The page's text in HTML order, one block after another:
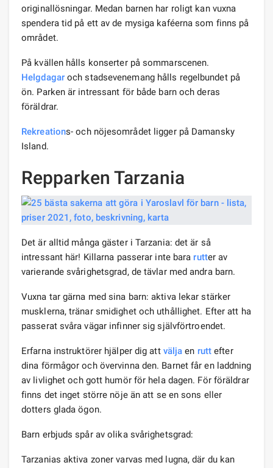
originallösningar. Medan barnen har roligt kan vuxna
spendera tid på ett av de mysiga kaféerna som finns på
området.
På kvällen hålls konserter på sommarscenen.
Helgdagaroch stadsevenemang hålls regelbundet på
ön. Parken är intressant för både barn och deras
föräldrar.
Rekreations- och nöjesområdet ligger på Damansky
Island.
Repparken Tarzania
Det är alltid många gäster i Tarzania: det är så
intressant här! Killarna passerar inte bara rutter av
varierande svårighetsgrad, de tävlar med andra barn.
Vuxna tar gärna med sina barn: aktiva lekar stärker
musklerna, tränar smidighet och uthållighet. Efter att ha
passerat svåra vägar infinner sig självförtroendet.
Erfarna instruktörer hjälper dig att välja en rutt efter
dina förmågor och övervinna den. Barnet får en laddning
av livlighet och gott humör för hela dagen. För föräldrar
finns det inget större nöje än att se en sons eller
dotters glada ögon.
Barn erbjuds spår av olika svårighetsgrad:
Tarzanias aktiva zoner varvas med lugna, där du kan